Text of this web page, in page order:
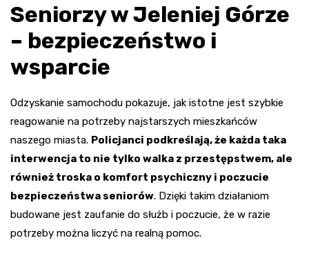
Seniorzy w Jeleniej Górze
– bezpieczeństwo i
wsparcie
Odzyskanie samochodu pokazuje, jak istotne jest szybkie
reagowanie na potrzeby najstarszych mieszkańców
naszego miasta. Policjanci podkreślają, że każda taka
interwencja to nie tylko walka z przestępstwem, ale
również troska o komfort psychiczny i poczucie
bezpieczeństwa seniorów. Dzięki takim działaniom
budowane jest zaufanie do służb i poczucie, że w razie
potrzeby można liczyć na realną pomoc.